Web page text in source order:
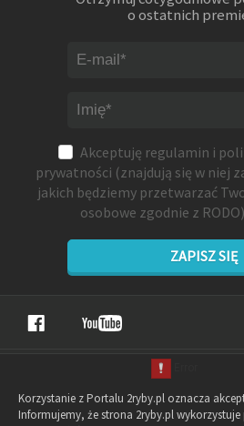
o ostatnich
Akceptuję regulamin i
prywatności (znajdują się w niej
jakich będziemy przetwarzać
osobowe zgodnie z
ZAPISZ SIĘ
Korzystanie z Portalu 2ryby.pl oznacza
Informujemy, że strona 2ryby.pl